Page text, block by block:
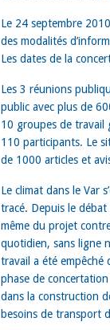
Le 24 septembre
des modalités
Les dates de la
Les 3 réunions
public avec plus de
10 groupes de travail
110 participants. Le
de 1000 articles et
Le climat dans le Var
tracé. Depuis le
même du projet
quotidien, sans ligne
travail a été empêché
phase de
dans la construction
besoins de transport